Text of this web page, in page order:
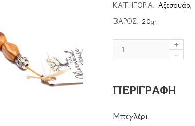
ΚΑΤΗΓΟΡΙΑ: Αξεσουάρ,
ΒΑΡΟΣ: 20gr
ΠΕΡΙΓΡΑΦΗ
Μπεγλέρι